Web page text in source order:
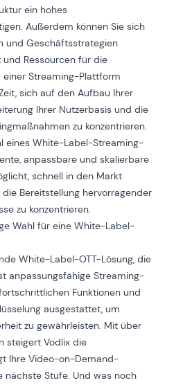
ein hohes
Außerdem können Sie sich
und Geschäftsstrategien
und Ressourcen für die
Streaming-Plattform
sich auf den Aufbau Ihrer
Ihrer Nutzerbasis und die
zu konzentrieren.
eines White-Label-Streaming-
anpassbare und skalierbare
schnell in den Markt
Bereitstellung hervorragender
zu konzentrieren.
Wahl für eine White-Label-
White-Label-OTT-Lösung, die
anpassungsfähige Streaming-
Funktionen und
ausgestattet, um
zu gewährleisten. Mit über
steigert Vodlix die
Ihre Video-on-Demand-
Stufe. Und was noch